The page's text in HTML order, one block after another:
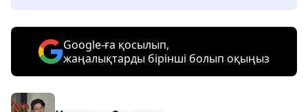
Google-ға қосылып,
жаңалықтарды бірінші болып оқыңыз